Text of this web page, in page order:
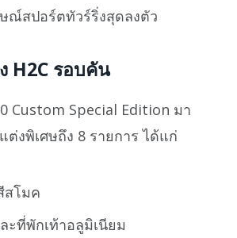
ณ์สปอร์ตทัวร์ริ่งสุดลงตัว
H2C รอบคัน
Custom Special Edition มา
งพิเศษถึง 8 รายการ ได้แก่
สโมค
ะที่พักเท้าอลูมิเนียม